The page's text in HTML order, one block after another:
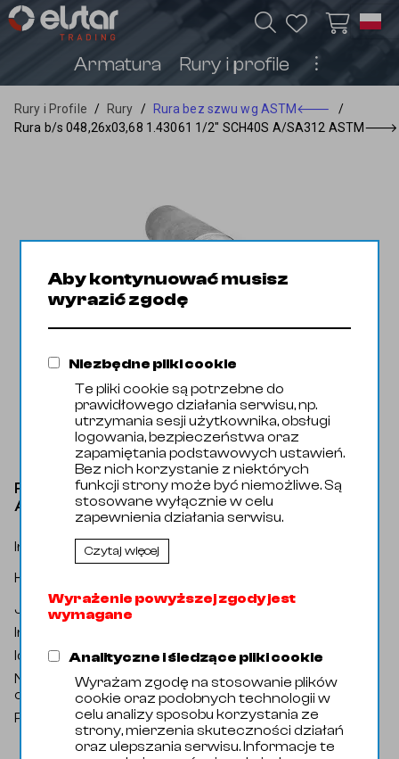
Armatura Rury i profile ︙
Rury i Profile / Rury / Rura bez szwu wg ASTM🡐
/
Rura b/s 048,26x03,68 1.43061 1/2" SCH40S A/SA312 ASTM🡒
Rura b/s 048,26x03,68 1.43061 1/2" SCH40S
A/SA312 ASTM
Indeks katalogowy: ? R000142
Kategoria
Jednostka miary:
Metr bieżący
Indeks handlowy
Identyfikator zewnętrzny: 14659
Nazwa
oryginalna:
Seamless pipe 048,26x3,68 304L 1
1/2" SCH40S A/SA312 ASTM
Producent: Domyślny
Aby kontynuować musisz
wyrazić zgodę
Niezbędne pliki cookie
Te pliki cookie są potrzebne do
prawidłowego działania serwisu, np.
utrzymania sesji użytkownika, obsługi
logowania, bezpieczeństwa oraz
zapamiętania podstawowych ustawień.
Bez nich korzystanie z niektórych
funkcji strony może być niemożliwe. Są
stosowane wyłącznie w celu
zapewnienia działania serwisu.
Czytaj więcej
Wyrażenie powyższej zgody jest
wymagane
Analityczne i śledzące pliki cookie
Wyrażam zgodę na stosowanie plików
cookie oraz podobnych technologii w
celu analizy sposobu korzystania ze
strony, mierzenia skuteczności działań
oraz ulepszania serwisu. Informacje te